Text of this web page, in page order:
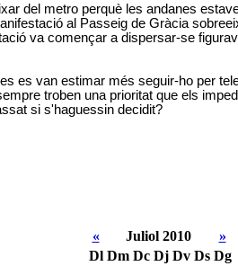
del metro perquè les andanes
al Passeig de Gràcia
va començar a dispersar-se
es van estimar més seguir-ho per
troben una prioritat que els
si s'haguessin decidit?
« Juliol 2010
»
Dl Dm Dc Dj Dv Ds Dg